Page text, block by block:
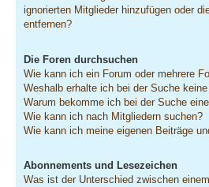
ignorierten Mitglieder hinzufügen oder
entfernen?
Die Foren durchsuchen
Wie kann ich ein Forum oder mehrere
Weshalb erhalte ich bei der Suche
Warum bekomme ich bei der Suche
Wie kann ich nach Mitgliedern suchen?
Wie kann ich meine eigenen Beiträge
Abonnements und Lesezeichen
Was ist der Unterschied zwischen